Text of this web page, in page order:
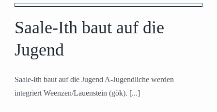
Saale-Ith baut auf die
Jugend
Saale-Ith baut auf die Jugend A-Jugendliche werden
integriert Weenzen/Lauenstein (gök). [...]